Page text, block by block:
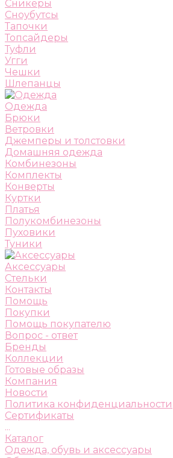
Сникеры
Сноубутсы
Тапочки
Топсайдеры
Туфли
Угги
Чешки
Шлепанцы
Одежда
Брюки
Ветровки
Джемперы и толстовки
Домашняя одежда
Комбинезоны
Комплекты
Конверты
Куртки
Платья
Полукомбинезоны
Пуховики
Туники
Аксессуары
Стельки
Контакты
Помощь
Покупки
Помощь покупателю
Вопрос - ответ
Бренды
Коллекции
Готовые образы
Компания
Новости
Политика конфиденциальности
Сертификаты
...
Каталог
Одежда, обувь и аксессуары